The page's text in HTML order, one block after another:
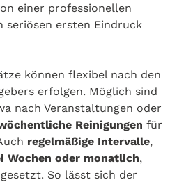
einer professionellen
seriösen ersten Eindruck
können flexibel nach den
erfolgen. Möglich sind
nach Veranstaltungen oder
Reinigungen für
regelmäßige Intervalle,
Wochen oder monatlich,
So lässt sich der